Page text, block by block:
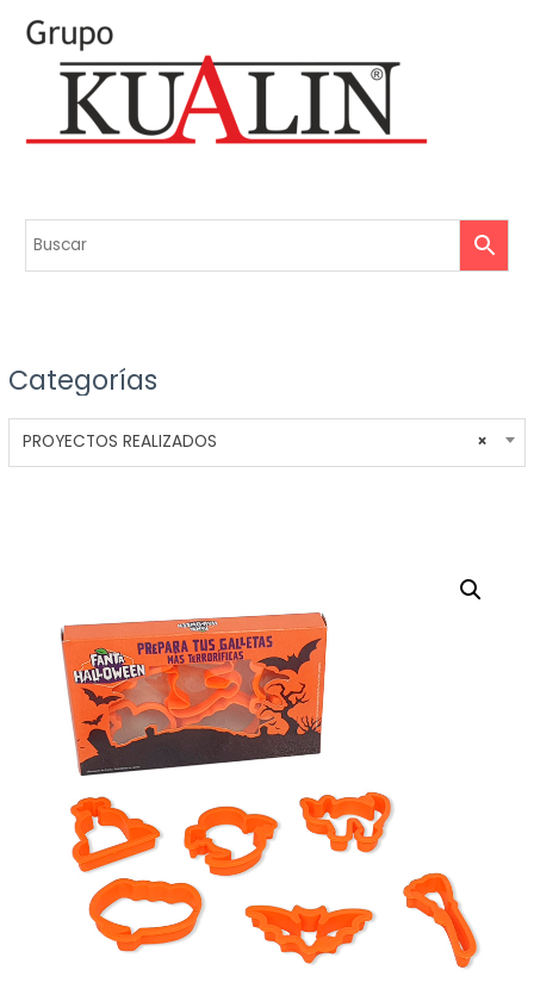
Categorías
×
PROYECTOS REALIZADOS